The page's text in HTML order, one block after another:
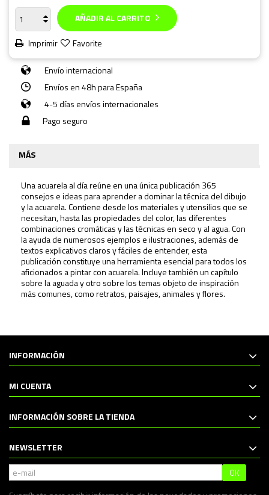
AÑADIR AL CARRITO
Imprimir
Favorite
Envío internacional
Envíos en 48h para España
4-5 días envíos internacionales
Pago seguro
MÁS
Una acuarela al díareúne en una única publicación 365
consejos e ideas para aprender a dominar la técnica del dibujo
y la acuarela. Contiene desde los materiales y utensilios que se
necesitan, hasta las propiedades del color, las diferentes
combinaciones cromáticas y las técnicas en seco y al agua. Con
la ayuda de numerosos ejemplos e ilustraciones, además de
textos explicativos claros y fáciles de entender, esta
publicación constituye una herramienta esencial para todos los
aficionados a pintar con acuarela. Incluye también un capítulo
sobre la aguada y otro sobre los temas objeto de inspiración
más comunes, como retratos, paisajes, animales y flores.
INFORMACIÓN
MI CUENTA
INFORMACIÓN SOBRE LA TIENDA
NEWSLETTER
OK